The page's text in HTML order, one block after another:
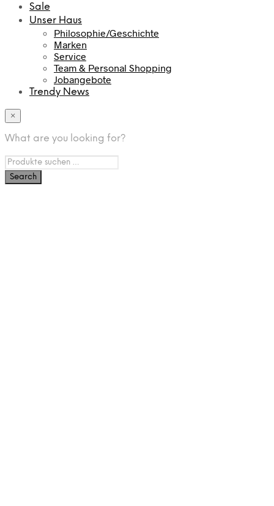
Sale
Unser Haus
Philosophie/Geschichte
Marken
Service
Team & Personal Shopping
Jobangebote
Trendy News
×
What are you looking for?